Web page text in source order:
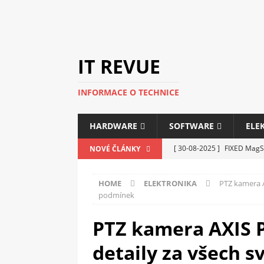
IT REVUE
INFORMACE O TECHNICE
HARDWARE SOFTWARE
NOVÉ ČLÁNKY [ 30-08-2025 ] FIXED
[ 14-05-2025 ] Genius na
[ 12-05-2025 ] Nová řada
C5100 a 6100
PERIFERIE
HOME ELEKTRONIKA
PTZ kamera
podmínek
PTZ kamera AXIS
detaily za všech